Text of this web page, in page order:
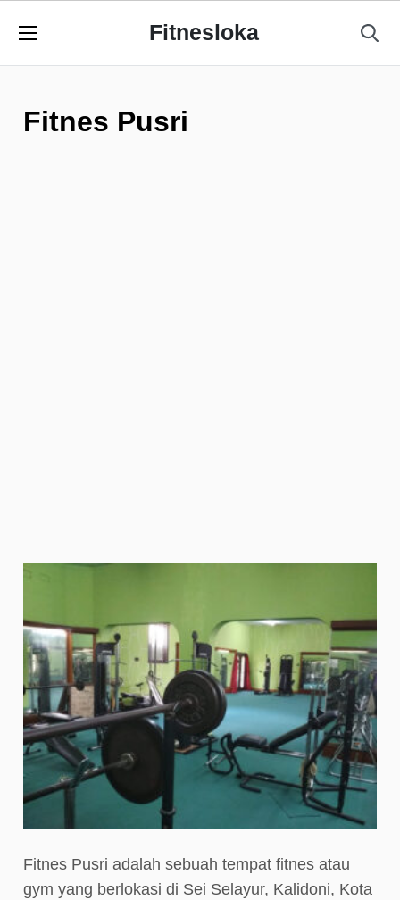
Fitnesloka
Fitnes Pusri
Fitnes Pusri adalah sebuah tempat fitnes atau
gym yang berlokasi di Sei Selayur, Kalidoni, Kota